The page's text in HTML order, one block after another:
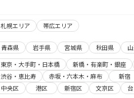
札幌エリア 帯広エリア
青森県 岩手県 宮城県 秋田県
東京・大手町・日本橋 新橋・有楽町・銀座
渋谷・恵比寿
赤坂・六本木・麻布 新宿
中央区
港区 新宿区 文京区